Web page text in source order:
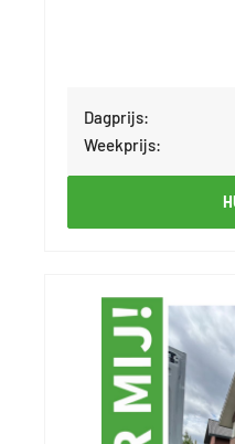
Dagprijs:
Weekprijs: